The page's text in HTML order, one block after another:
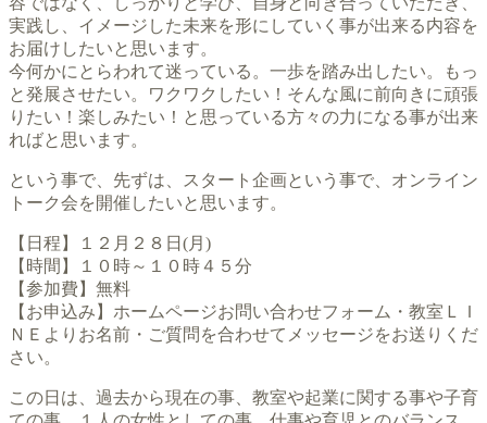
実践し、イメージした未来を形にしていく事が出来る内容を
お届けしたいと思います。
今何かにとらわれて迷っている。一歩を踏み出したい。もっ
と発展させたい。ワクワクしたい！そんな風に前向きに頑張
りたい！楽しみたい！と思っている方々の力になる事が出来
ればと思います。
という事で、先ずは、スタート企画という事で、オンライン
トーク会を開催したいと思います。
【日程】１２月２８日(月)
【時間】１０時～１０時４５分
【参加費】無料
【お申込み】ホームページお問い合わせフォーム・教室ＬＩ
ＮＥよりお名前・ご質問を合わせてメッセージをお送りくだ
さい。
この日は、過去から現在の事、教室や起業に関する事や子育